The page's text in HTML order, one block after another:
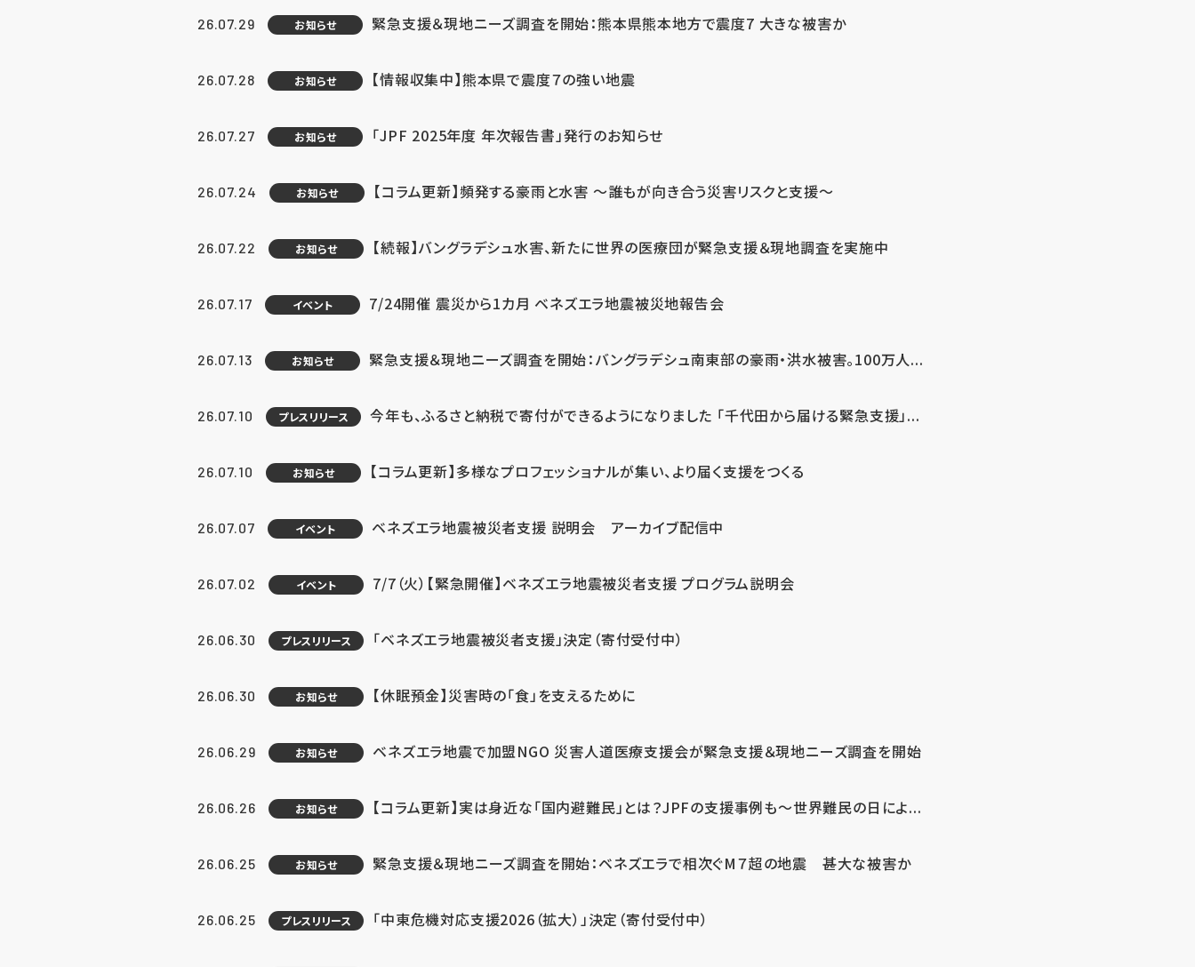
26.07.29 お知らせ 緊急支援＆現地ニーズ調査を開始：熊本県熊本地方で震度7 大きな被害か
26.07.28 お知らせ 【情報収集中】熊本県で震度７の強い地震
26.07.27 お知らせ 「JPF 2025年度 年次報告書」発行のお知らせ
26.07.24 お知らせ 【コラム更新】頻発する豪雨と水害 ～誰もが向き合う災害リスクと支援～
26.07.22 お知らせ 【続報】バングラデシュ水害、新たに世界の医療団が緊急支援＆現地調査を実施中
26.07.17 イベント 7/24開催 震災から1カ月 ベネズエラ地震被災地報告会
26.07.13 お知らせ 緊急支援＆現地ニーズ調査を開始：バングラデシュ南東部の豪雨・洪水被害。100万人...
26.07.10 プレスリリース 今年も、ふるさと納税で寄付ができるようになりました 「千代田から届ける緊急支援」...
26.07.10 お知らせ 【コラム更新】多様なプロフェッショナルが集い、より届く支援をつくる
26.07.07 イベント ベネズエラ地震被災者支援 説明会 アーカイブ配信中
26.07.02 イベント 7/7（火）【緊急開催】ベネズエラ地震被災者支援 プログラム説明会
26.06.30 プレスリリース 「ベネズエラ地震被災者支援」決定（寄付受付中）
26.06.30 お知らせ 【休眠預金】災害時の「食」を支えるために
26.06.29 お知らせ ベネズエラ地震で加盟NGO 災害人道医療支援会が緊急支援＆現地ニーズ調査を開始
26.06.26 お知らせ 【コラム更新】実は身近な「国内避難民」とは？JPFの支援事例も～世界難民の日によ...
26.06.25 お知らせ 緊急支援＆現地ニーズ調査を開始：ベネズエラで相次ぐM７超の地震 甚大な被害か
26.06.25 プレスリリース 「中東危機対応支援2026（拡大）」決定（寄付受付中）